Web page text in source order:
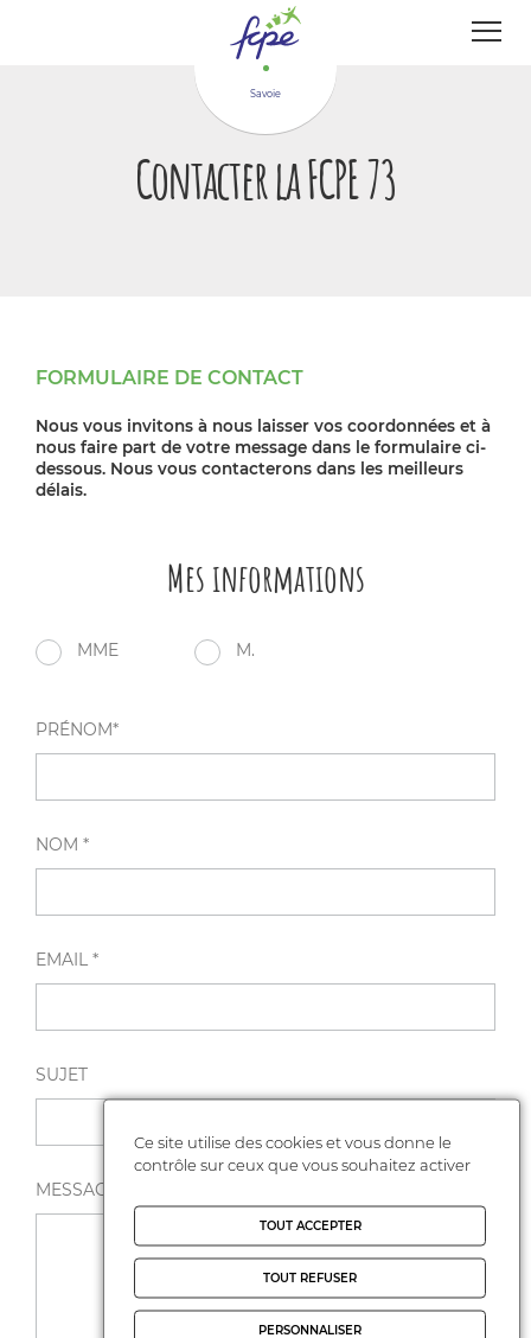
Savoie
Contacter la FCPE 73
FORMULAIRE DE CONTACT
Nous vous invitons à nous laisser vos coordonnées et à
nous faire part de votre message dans le formulaire ci-
dessous. Nous vous contacterons dans les meilleurs
délais.
Mes informations
MME M.
PRÉNOM*
NOM *
EMAIL *
SUJET
MESSAGE *
Ce site utilise des cookies et vous donne le
contrôle sur ceux que vous souhaitez activer
TOUT ACCEPTER
TOUT REFUSER
PERSONNALISER